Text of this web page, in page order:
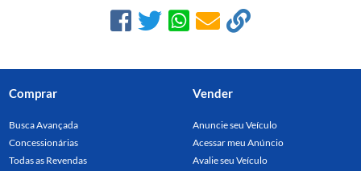
Comprar
Busca Avançada
Concessionárias
Todas as Revendas
Vender
Anuncie seu Veículo
Acessar meu Anúncio
Avalie seu Veículo